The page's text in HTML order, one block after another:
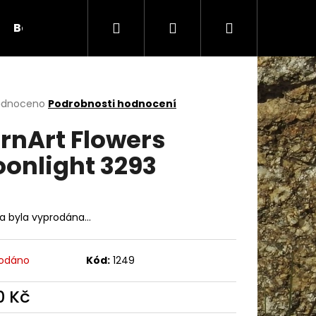
Bambule Háčky Duté vlákno
Hledat PřihlášeníNákupní
košík
Podrobnosti hodnocení
Flowers
3293
byla vyprodána…
Kód: 1249
Kč